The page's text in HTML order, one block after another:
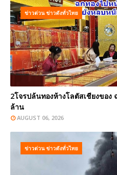
ข่าวด่วน ข่าวดังทั่วไทย
2โจรปล้นทองห้างโลตัสเชียงของ
ล้าน
AUGUST 06, 2026
ข่าวด่วน ข่าวดังทั่วไทย